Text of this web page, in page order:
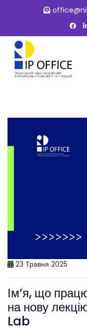
23 Травня 2025
Ім’я, що
на нову
Lab